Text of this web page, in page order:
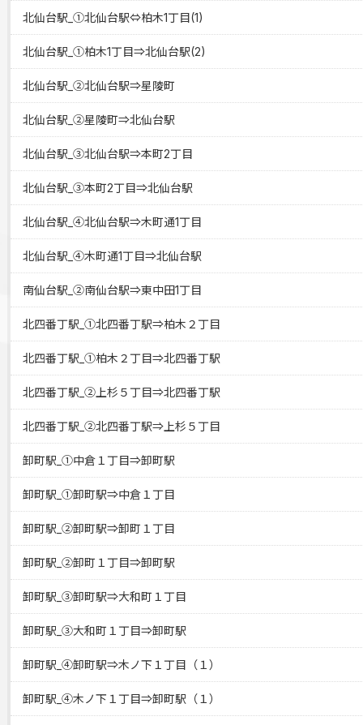
北仙台駅_①北仙台駅⇔柏木1丁目(1)
北仙台駅_①柏木1丁目⇒北仙台駅(2)
北仙台駅_②北仙台駅⇒星陵町
北仙台駅_②星陵町⇒北仙台駅
北仙台駅_③北仙台駅⇒本町2丁目
北仙台駅_③本町2丁目⇒北仙台駅
北仙台駅_④北仙台駅⇒木町通1丁目
北仙台駅_④木町通1丁目⇒北仙台駅
南仙台駅_②南仙台駅⇒東中田1丁目
北四番丁駅_①北四番丁駅⇒柏木２丁目
北四番丁駅_①柏木２丁目⇒北四番丁駅
北四番丁駅_②上杉５丁目⇒北四番丁駅
北四番丁駅_②北四番丁駅⇒上杉５丁目
卸町駅_①中倉１丁目⇒卸町駅
卸町駅_①卸町駅⇒中倉１丁目
卸町駅_②卸町駅⇒卸町１丁目
卸町駅_②卸町１丁目⇒卸町駅
卸町駅_③卸町駅⇒大和町１丁目
卸町駅_③大和町１丁目⇒卸町駅
卸町駅_④卸町駅⇒木ノ下１丁目（１）
卸町駅_④木ノ下１丁目⇒卸町駅（１）